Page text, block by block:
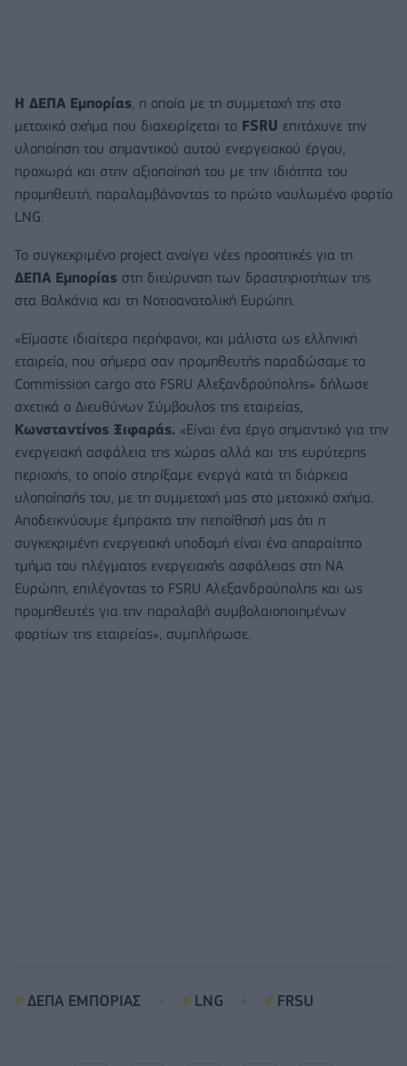
Η ΔΕΠΑ Εμπορίας, η οποία με τη συμμετοχή της στο
μετοχικό σχήμα που διαχειρίζεται το FSRU επιτάχυνε την
υλοποίηση του σημαντικού αυτού ενεργειακού έργου,
προχωρά και στην αξιοποίησή του με την ιδιότητα του
προμηθευτή, παραλαμβάνοντας το πρώτο ναυλωμένο φορτίο
LNG.
Το συγκεκριμένο project ανοίγει νέες προοπτικές για τη
ΔΕΠΑ Εμπορίας στη διεύρυνση των δραστηριοτήτων της
στα Βαλκάνια και τη Νοτιοανατολική Ευρώπη.
«Είμαστε ιδιαίτερα περήφανοι, και μάλιστα ως ελληνική
εταιρεία, που σήμερα σαν προμηθευτής παραδώσαμε το
Commission cargo στο FSRU Αλεξανδρούπολης» δήλωσε
σχετικά ο Διευθύνων Σύμβουλος της εταιρείας,
Κωνσταντίνος Ξιφαράς. «Είναι ένα έργο σημαντικό για την
ενεργειακή ασφάλεια της χώρας αλλά και της ευρύτερης
περιοχής, το οποίο στηρίξαμε ενεργά κατά τη διάρκεια
υλοποίησής του, με τη συμμετοχή μας στο μετοχικό σχήμα.
Αποδεικνύουμε έμπρακτα την πεποίθησή μας ότι η
συγκεκριμένη ενεργειακή υποδομή είναι ένα απαραίτητο
τμήμα του πλέγματος ενεργειακής ασφάλειας στη ΝΑ
Ευρώπη, επιλέγοντας το FSRU Αλεξανδρούπολης και ως
προμηθευτές για την παραλαβή συμβολαιοποιημένων
φορτίων της εταιρείας», συμπλήρωσε.
ΔΕΠΑ ΕΜΠΟΡΙΑΣ LNG FRSU